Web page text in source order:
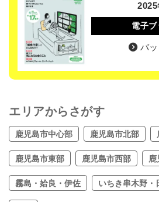
電子
バ
エリアからさがす
鹿児島市中心部 鹿児島市北部
鹿児島市東部 鹿児島市西部 鹿
霧島・姶良・伊佐 いちき串木野・